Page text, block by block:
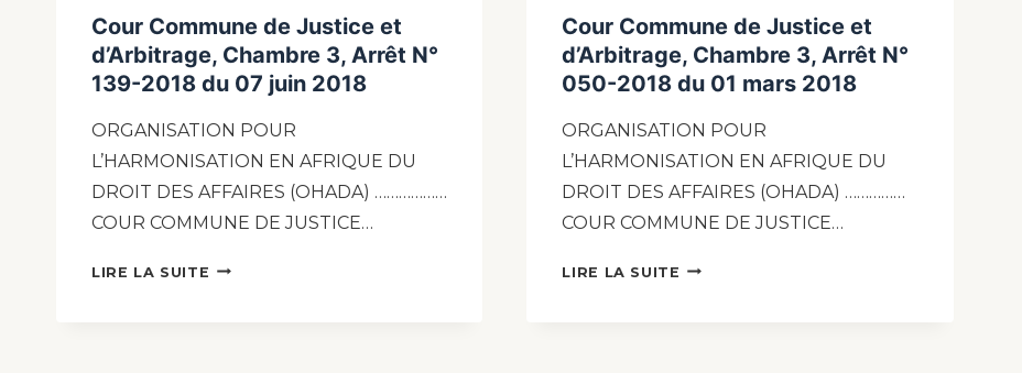
Cour Commune de Justice et
d’Arbitrage, Chambre 3, Arrêt N°
139-2018 du 07 juin 2018
ORGANISATION POUR
L’HARMONISATION EN AFRIQUE DU
DROIT DES AFFAIRES (OHADA) ………………
COUR COMMUNE DE JUSTICE…
LIRE LA SUITE
Cour Commune de Justice et
d’Arbitrage, Chambre 3, Arrêt N°
050-2018 du 01 mars 2018
ORGANISATION POUR
L’HARMONISATION EN AFRIQUE DU
DROIT DES AFFAIRES (OHADA) ……………
COUR COMMUNE DE JUSTICE…
LIRE LA SUITE